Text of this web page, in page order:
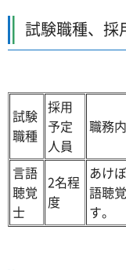
試験職種、採
試験
職種
採用
予定
人員
職務
言語
聴覚
士
2名程
度
あけ
語聴
す。